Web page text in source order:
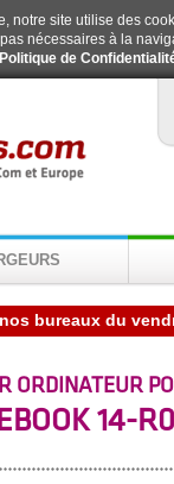
notre site utilise des
nécessaires à la
Politique de
bureaux du
ORDINATEUR
14-